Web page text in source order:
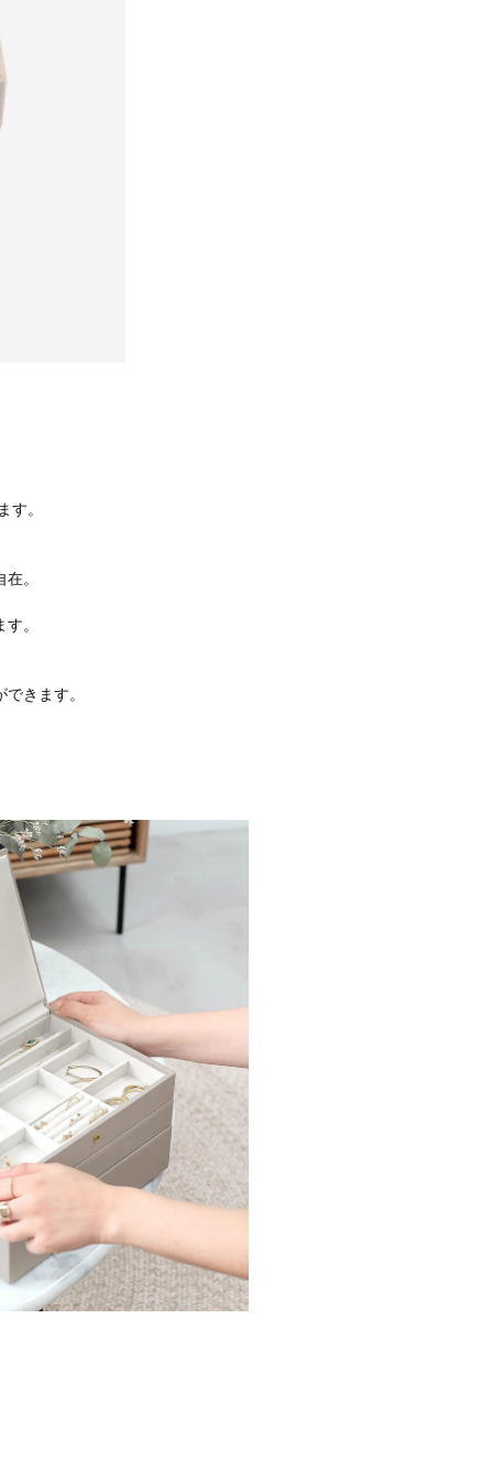
す。
。
。
きます。